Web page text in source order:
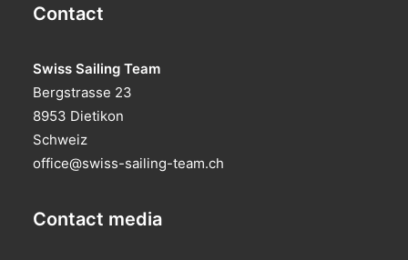
Contact
Swiss Sailing Team
Bergstrasse 23
8953 Dietikon
Schweiz
office@swiss-sailing-team.ch
Contact media